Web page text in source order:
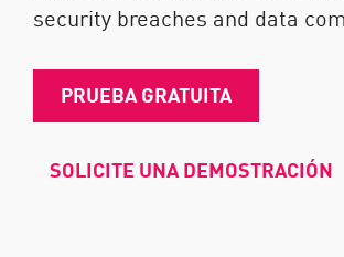
security breaches and data
PRUEBA GRATUITA
SOLICITE UNA DEMOSTRACIÓN